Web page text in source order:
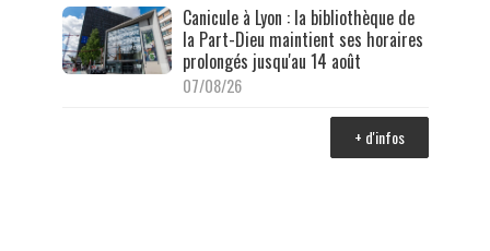
Canicule à Lyon : la bibliothèque de
la Part-Dieu maintient ses horaires
prolongés jusqu'au 14 août
07/08/26
+ d'infos